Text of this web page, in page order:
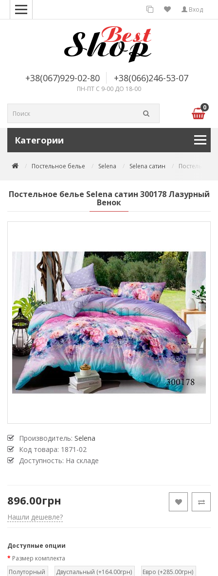
Вход
+38(067)929-02-80 +38(066)246-53-07
ПН-ПТ С 9-00 ДО 18-00
0
Категории
Постельное белье Selena Selena сатин Постельное
Постельное белье Selena сатин 300178 Лазурный
Венок
Производитель: Selena
Код товара: 1871-02
Доступность: На складе
896.00грн
Нашли дешевле?
Доступные опции
Размер комплекта
Полуторный
Двуспальный (+164.00грн) Евро (+285.00грн)